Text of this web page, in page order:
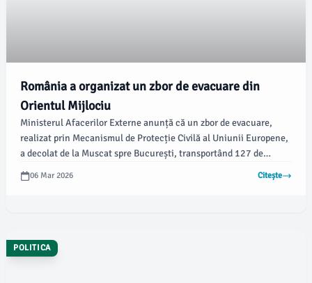
România a organizat un zbor de evacuare din
Orientul Mijlociu
Ministerul Afacerilor Externe anunță că un zbor de evacuare,
realizat prin Mecanismul de Protecție Civilă al Uniunii Europene,
a decolat de la Muscat spre București, transportând 127 de
cetățeni români afectați de criza de securitate din Orientul
Mijlociu. Ministerul a furnizat aceste informații într-un
06 Mar 2026 Citește
POLITICA